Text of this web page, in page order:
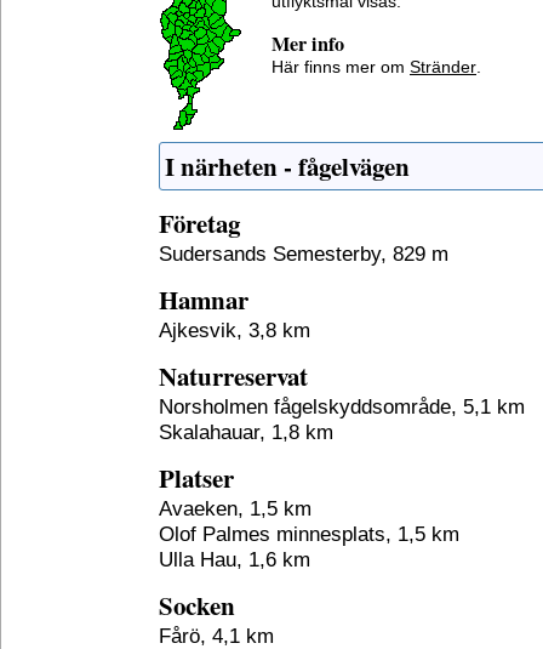
Mer info
Här finns mer om Stränder.
I närheten - fågelvägen
Företag
Sudersands Semesterby, 829 m
Hamnar
Ajkesvik, 3,8 km
Naturreservat
Norsholmen fågelskyddsområde, 5,1 km
Skalahauar, 1,8 km
Platser
Avaeken, 1,5 km
Olof Palmes minnesplats, 1,5 km
Ulla Hau, 1,6 km
Socken
Fårö, 4,1 km